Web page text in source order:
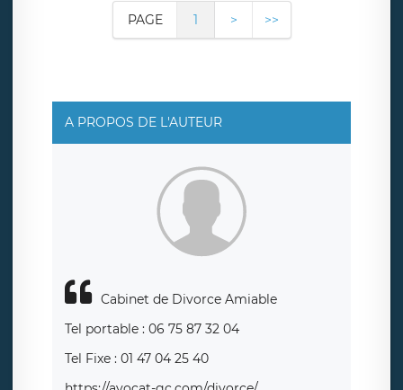
PAGE 1 > >>
A PROPOS DE L'AUTEUR
Cabinet de Divorce Amiable
Tel portable : 06 75 87 32 04
Tel Fixe : 01 47 04 25 40